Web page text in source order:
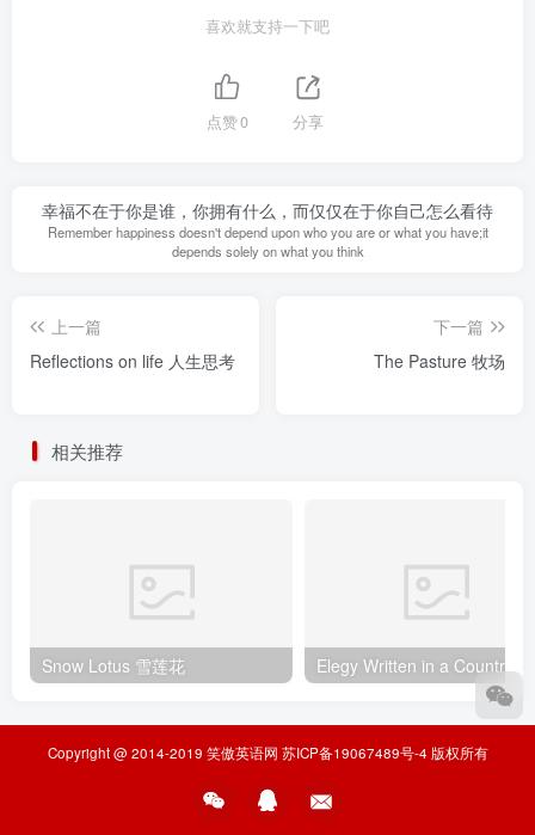
喜欢就支持一下吧
点赞0 分享
幸福不在于你是谁，你拥有什么，而仅仅在于你自己怎么看待
Remember happiness doesn't depend upon who you are or what you have;it
depends solely on what you think
上一篇
Reflections on life 人生思考
下一篇
The Pasture 牧场
相关推荐
Snow Lotus 雪莲花
Copyright @ 2014-2019 笑傲英语网 苏ICP备19067489号-4 版权所有